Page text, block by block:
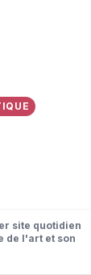
site quotidien
de l'art et son